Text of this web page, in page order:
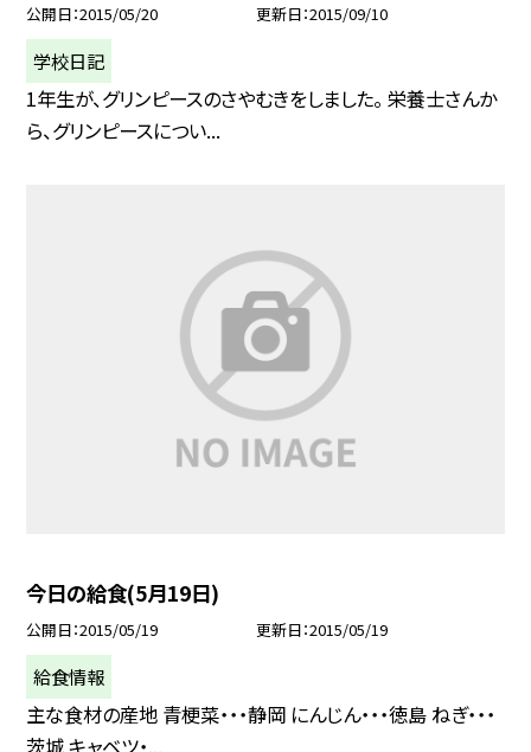
公開日 2015/05/20 更新日 2015/09/10
学校日記
1年生が、グリンピースのさやむきをしました。 栄養士さんか
ら、グリンピースについ...
今日の給食(5月19日)
公開日 2015/05/19 更新日 2015/05/19
給食情報
主な食材の産地 青梗菜・・・静岡 にんじん・・・徳島 ねぎ・・・
茨城 キャベツ・...